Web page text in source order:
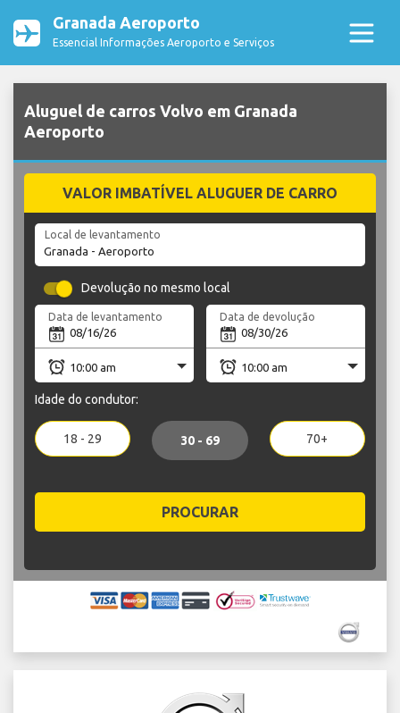
Granada Aeroporto
Essencial Informações Aeroporto e Serviços
Aluguel de carros Volvo em Granada
Aeroporto
VALOR IMBATÍVEL ALUGUER DE CARRO
Local de levantamento
Devolução no mesmo local
Data de levantamento Data de devolução
Idade do condutor:
18 - 29 30 - 69 70+
PROCURAR